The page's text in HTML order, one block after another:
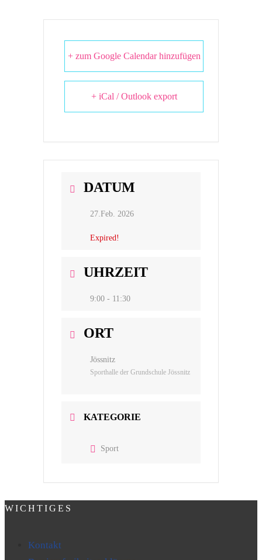
+ zum Google Calendar hinzufügen
+ iCal / Outlook export
DATUM
27.Feb. 2026
Expired!
UHRZEIT
9:00 - 11:30
ORT
Jössnitz
Sporthalle der Grundschule Jössnitz
KATEGORIE
Sport
WICHTIGES
Kontakt